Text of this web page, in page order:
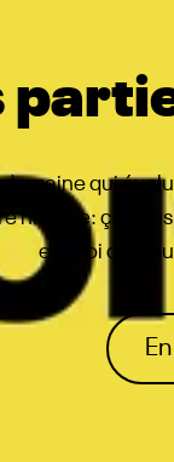
domaine qui
histoire: ça
emploi qui